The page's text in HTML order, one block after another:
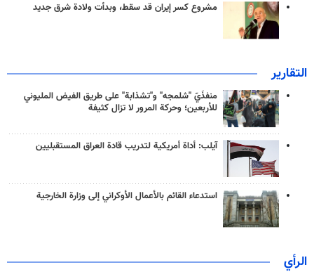
مشروع كسر إيران قد سقط، وبدأت ولادة شرق جديد
التقارير
منفذَيّ "شلمجه" و"تشذابة" على طريق الفيض المليوني
للأربعين؛ وحركة المرور لا تزال كثيفة
آيلب: أداة أمريكية لتدريب قادة العراق المستقبليين
استدعاء القائم بالأعمال الأوكراني إلى وزارة الخارجية
الرأي